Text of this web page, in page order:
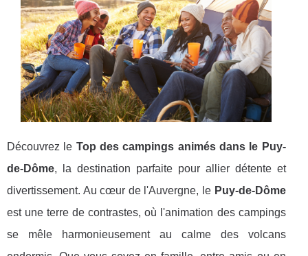
Découvrez le Top des campings animés dans le Puy-
de-Dôme, la destination parfaite pour allier détente et
divertissement. Au cœur de l'Auvergne, le Puy-de-Dôme
est une terre de contrastes, où l'animation des campings
se mêle harmonieusement au calme des volcans